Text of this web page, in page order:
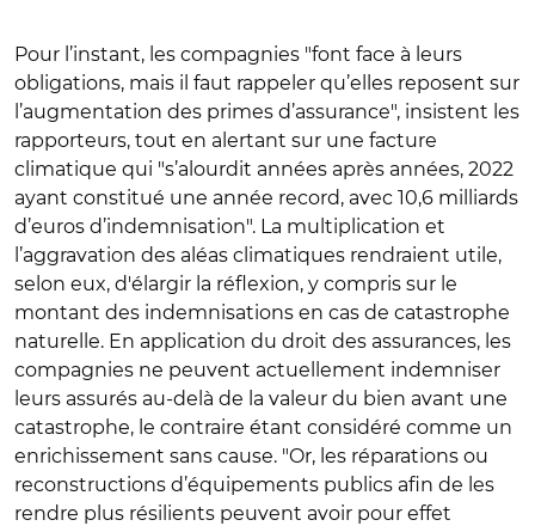
Pour l’instant, les compagnies "font face à leurs
obligations, mais il faut rappeler qu’elles reposent sur
l’augmentation des primes d’assurance", insistent les
rapporteurs, tout en alertant sur une facture
climatique qui "s’alourdit années après années, 2022
ayant constitué une année record, avec 10,6 milliards
d’euros d’indemnisation". La multiplication et
l’aggravation des aléas climatiques rendraient utile,
selon eux, d'élargir la réflexion, y compris sur le
montant des indemnisations en cas de catastrophe
naturelle. En application du droit des assurances, les
compagnies ne peuvent actuellement indemniser
leurs assurés au-delà de la valeur du bien avant une
catastrophe, le contraire étant considéré comme un
enrichissement sans cause. "Or, les réparations ou
reconstructions d’équipements publics afin de les
rendre plus résilients peuvent avoir pour effet